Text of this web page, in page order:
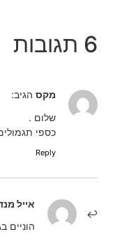
6 תגובות
מקס הגיב:
שלום .
כספי תגמולים הוניים
Reply
אייל
הוניים